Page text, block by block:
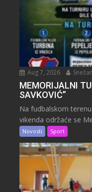
Aug 7, 2026
MEMORIJALNI
SAVKOVIĆ”
Na fudbalskom
vikenda održaće se
Novosti Sport